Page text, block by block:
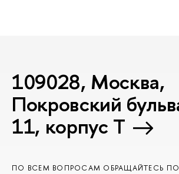
109028, Москва,
Покровский
11, корпус T
ПО ВСЕМ ВОПРОСАМ ОБРАЩАЙТЕСЬ